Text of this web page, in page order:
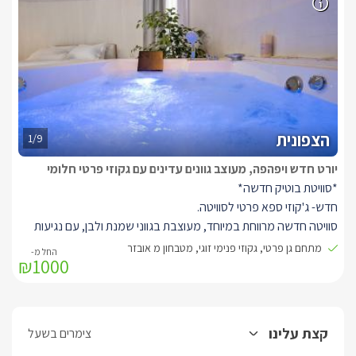
משושים בשחור לבן המשתלב באמירה העיצובית
של היורט וחדר הרחצה היפהפה, פינת אוכל זוגית ומודרנית מטבחון
מאובזר הכולל: מקרר, מיקרוגל, קומקום חשמלי, פינת קפה/תה, מכונת
נספרסו וכלי מטבח. בסוויטה שתי ספות בגווני אפור מעוצבות ונוחות
במיוחד נפתחות ללינת ילדים, חדר הרחצה בעיצוב עכשווי בגווני שחור
לבן ותמצאו בו סבוני רחצה, מגבות וחלוקים.
*לכל סוויטה יציאה למתחם גן פרטי, מטופח ויפה, הכולל מרפסת עם
ערסל ישיבה, שולחן זוגי ופינת ברביקיו.
1/9 הצפונית
יורט חדש ויפהפה, מעוצב גוונים עדינים עם גקוזי פרטי חלומי
*סוויטת בוטיק חדשה*
חדש- ג'קוזי ספא פרטי לסוויטה.
סוויטה חדשה מרווחת במיוחד, מעוצבת בגווני שמנת ולבן, עם נגיעות
אפור. עם ג'קוזי זוגי רומנטי, מיטה זוגית גדולה עם מזרן אורטופדי ומתחם
היורט, צורת המבנה עגולה עם תקרה גבוהה מאד כך שנוצר חלל פתוח,
מתחם גן פרטי, גקוזי פנימי זוגי, מטבחון מ אובזר
₪1000
קצת עלינו צימרים בשעל